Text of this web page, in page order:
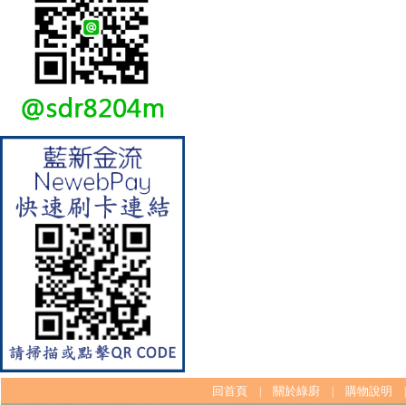
【林內Rinnai】 RB-L2600S(A)
彩焱系列 檯面式彩焱不銹鋼雙
口爐
【林內Rinnai】 RB-L2600G(B)
(A) 彩焱系列 檯面式彩焱玻璃
雙口爐
回首頁 關於綠廚 購物說明